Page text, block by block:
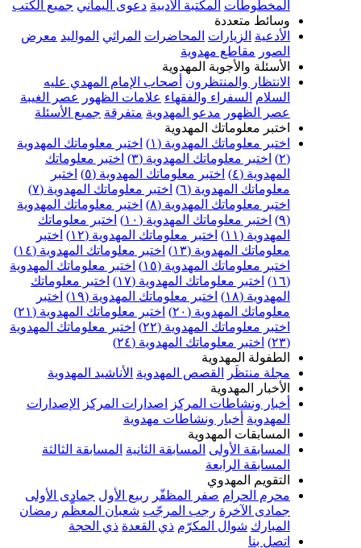
المكتبة الأدبية دعوى اليماني جميع الكتب
متعددة
الزيارات المحاضرات المراثي المواليد معرض
مقاطع مهدوية
والأجوبة المهدوية
والمنتظرون أصحاب الإمام المهدي عليه
السفراء والفقهاء علامات الظهور عصر الغيبة
مدعو المهدوية متفرقة جميع الأسئلة
معلوماتك المهدوية
معلوماتك المهدوية (١)
اختبر معلوماتك المهدوية
اختبر معلوماتك المهدوية (٣)
اختبر معلوماتك
اختبر معلوماتك المهدوية (٥)
اختبر
المهدوية (٦)
اختبر معلوماتك المهدوية (٧)
معلوماتك المهدوية (٨)
اختبر معلوماتك المهدوية
اختبر معلوماتك المهدوية (١٠)
اختبر معلوماتك
اختبر معلوماتك المهدوية (١٢)
اختبر
المهدوية (١٣)
اختبر معلوماتك المهدوية (١٤)
معلوماتك المهدوية (١٥)
اختبر معلوماتك المهدوية
اختبر معلوماتك المهدوية (١٧)
اختبر معلوماتك
اختبر معلوماتك المهدوية (١٩)
اختبر
المهدوية (٢٠)
اختبر معلوماتك المهدوية (٢١)
معلوماتك المهدوية (٢٢)
اختبر معلوماتك المهدوية
اختبر معلوماتك المهدوية (٢٤)
المهدوية
منتظَر
القصص المهدوية الأناشيد المهدوية
المهدوية
ونشاطات المركز اصدارات المركز الإصدارات
أخبار ونشاطات مهدوية
المهدوية
الأولى المسابقة الثانية المسابقة الثالثة
الرابعة
المهدوي
الحرام
صفر المظفّر ربيع الأول جمادى الأولى
رجب المرجّب شعبان المعظّم رمضان
شوال المكرّم ذي القعدة ذي الحجة